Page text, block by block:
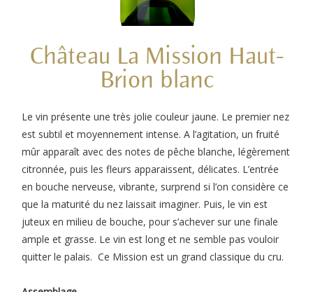
Château La Mission Haut-
Brion blanc
Le vin présente une très jolie couleur jaune. Le premier nez
est subtil et moyennement intense. A l’agitation, un fruité
mûr apparaît avec des notes de pêche blanche, légèrement
citronnée, puis les fleurs apparaissent, délicates. L’entrée
en bouche nerveuse, vibrante, surprend si l’on considère ce
que la maturité du nez laissait imaginer. Puis, le vin est
juteux en milieu de bouche, pour s’achever sur une finale
ample et grasse. Le vin est long et ne semble pas vouloir
quitter le palais. Ce Mission est un grand classique du cru.